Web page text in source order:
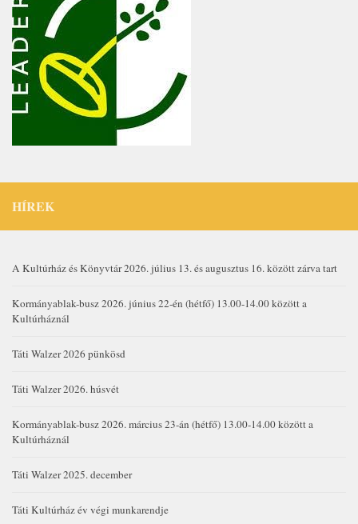
HÍREK
A Kultúrház és Könyvtár 2026. július 13. és augusztus 16. között zárva tart
Kormányablak-busz 2026. június 22-én (hétfő) 13.00-14.00 között a
Kultúrháznál
Táti Walzer 2026 pünkösd
Táti Walzer 2026. húsvét
Kormányablak-busz 2026. március 23-án (hétfő) 13.00-14.00 között a
Kultúrháznál
Táti Walzer 2025. december
Táti Kultúrház év végi munkarendje